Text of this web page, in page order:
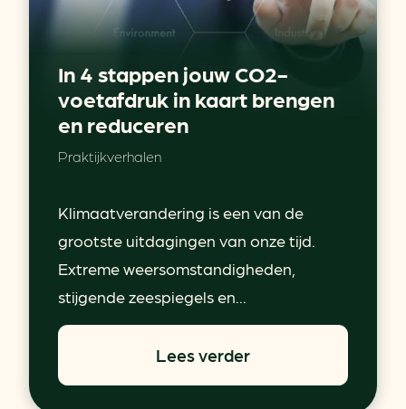
In 4 stappen jouw CO2-
voetafdruk in kaart brengen
en reduceren
Praktijkverhalen
Klimaatverandering is een van de
grootste uitdagingen van onze tijd.
Extreme weersomstandigheden,
stijgende zeespiegels en...
Lees verder